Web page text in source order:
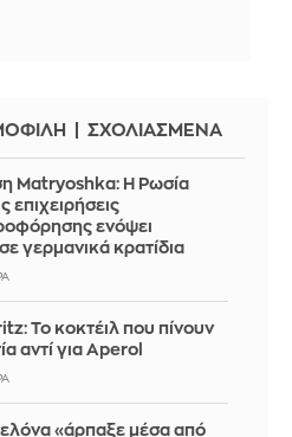
ΣΧΟΛΙΑΣΜΕΝΑ
Matryoshka: Η Ρωσία
επιχειρήσεις
ενόψει
γερμανικά κρατίδια
Το κοκτέιλ που πίνουν
αντί για Aperol
«άρπαξε μέσα από